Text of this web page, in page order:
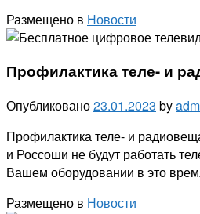
Размещено в Новости
Профилактика теле- и
Опубликовано23.01.2023 by
Профилактика теле- и
и Россоши не будут работать
Вашем оборудовании в это
Размещено в Новости